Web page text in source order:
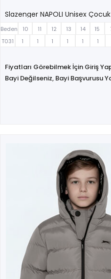
Beden 10 11 12 13 14 15
T031
1 1 1 1 1 1
Fiyatları Görebilmek İçin Giriş
Bayi Değilseniz, Bayi Başvurusu